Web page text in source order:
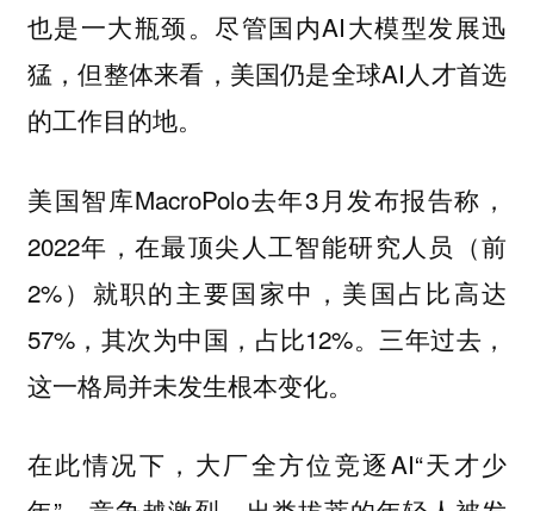
也是一大瓶颈。尽管国内AI大模型发展迅
猛，但整体来看，美国仍是全球AI人才首选
的工作目的地。
美国智库MacroPolo去年3月发布报告称，
2022年，在最顶尖人工智能研究人员（前
2%）就职的主要国家中，美国占比高达
57%，其次为中国，占比12%。三年过去，
这一格局并未发生根本变化。
在此情况下，大厂全方位竞逐AI“天才少